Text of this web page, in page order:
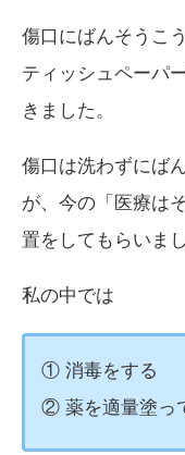
傷口にばんそうこ
ティッシュペーパ
きました。
傷口は洗わずにば
が、今の「医療は
置をしてもらいまし
私の中では
① 消毒をする
② 薬を適量塗っ